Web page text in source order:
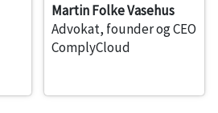
Martin Folke Vasehus
Advokat, founder og CEO
ComplyCloud